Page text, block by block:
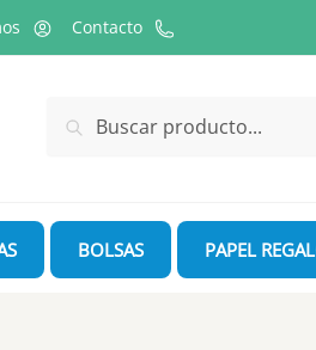
Contacto
por:
BOLSAS PAPEL